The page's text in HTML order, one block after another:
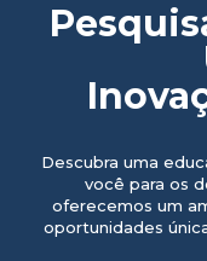
Descubra uma
você para os
oferecemos um
oportunidades